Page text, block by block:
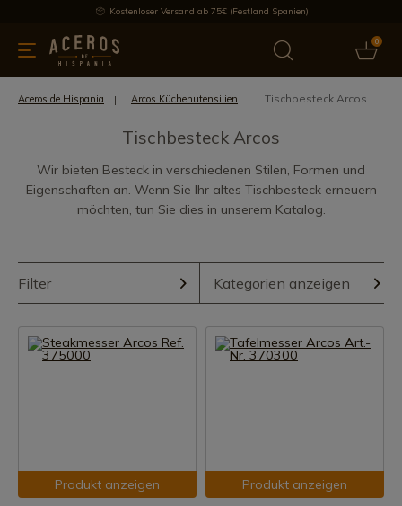
Kostenloser Versand ab 75€ (Festland Spanien)
0
Bietet Aktuelles Bestseller
Aceros de Hispania Arcos Küchenutensilien Tischbesteck Arcos
Tischbesteck Arcos
Wir bieten Besteck in verschiedenen Stilen, Formen und
Eigenschaften an. Wenn Sie Ihr altes Tischbesteck erneuern
möchten, tun Sie dies in unserem Katalog.
Filter Kategorien anzeigen
Produkt anzeigen Produkt anzeigen